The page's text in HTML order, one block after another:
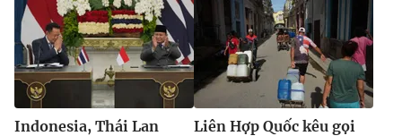
Indonesia, Thái Lan
Liên Hợp Quốc kêu gọi